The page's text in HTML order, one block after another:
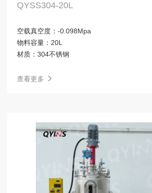
QYSS304-20L
空载真空度： -0.098Mpa
物料容量： 20L
材质： 304不锈钢
查看更多